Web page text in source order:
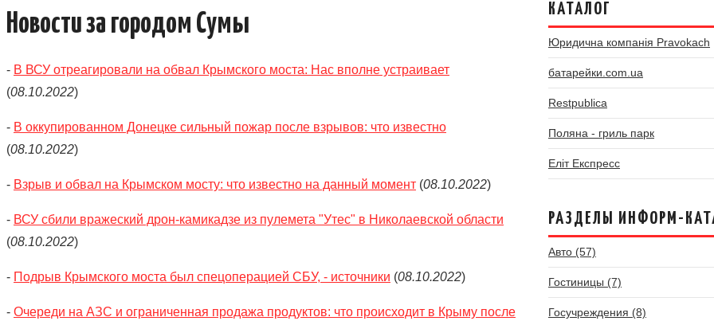
Новости за городом Сумы
- В ВСУ отреагировали на обвал Крымского моста: Нас вполне устраивает
(08.10.2022)
- В оккупированном Донецке сильный пожар после взрывов: что известно
(08.10.2022)
- Взрыв и обвал на Крымском мосту: что известно на данный момент (08.10.2022)
- ВСУ сбили вражеский дрон-камикадзе из пулемета "Утес" в Николаевской области
(08.10.2022)
- Подрыв Крымского моста был спецоперацией СБУ, - источники (08.10.2022)
- Очереди на АЗС и ограниченная продажа продуктов: что происходит в Крыму после
КАТАЛОГ
Юридична компанія Pravokach
батарейки.com.ua
Restpublica
Поляна - гриль парк
Еліт Експресс
РАЗДЕЛЫ ИНФОРМ-
Авто (57)
Гостиницы (7)
Госучреждения (8)